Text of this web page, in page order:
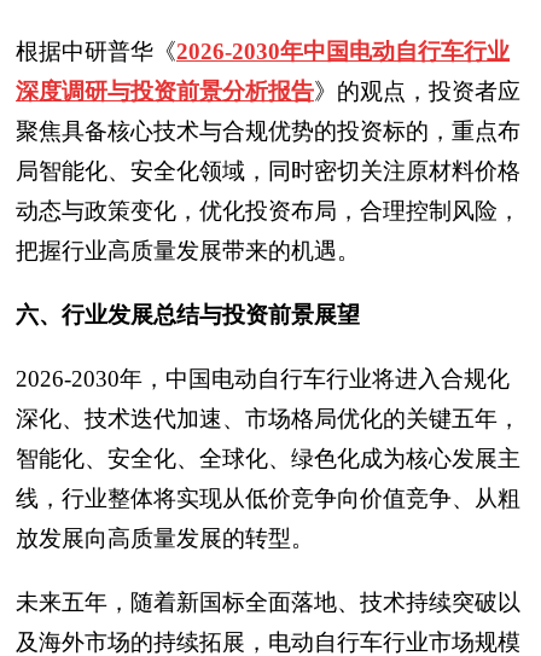
根据中研普华 《2026-2030年中国电动自行车行业
深度调研与投资前景分析报告》 的观点，投资者应
聚焦具备核心技术与合规优势的投资标的，重点布
局智能化、安全化领域，同时密切关注原材料价格
动态与政策变化，优化投资布局，合理控制风险，
把握行业高质量发展带来的机遇。
六、行业发展总结与投资前景展望
2026-2030年，中国电动自行车行业将进入合规化
深化、技术迭代加速、市场格局优化的关键五年，
智能化、安全化、全球化、绿色化成为核心发展主
线，行业整体将实现从低价竞争向价值竞争、从粗
放发展向高质量发展的转型。
未来五年，随着新国标全面落地、技术持续突破以
及海外市场的持续拓展，电动自行车行业市场规模